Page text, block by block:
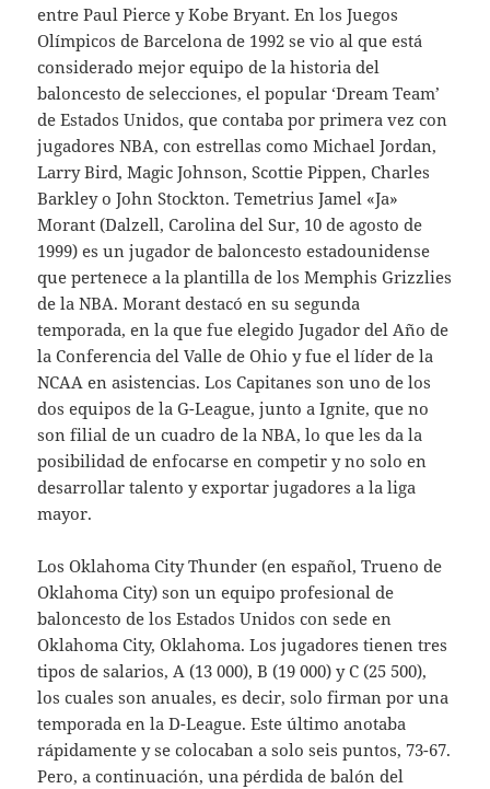
entre Paul Pierce y Kobe Bryant. En los Juegos
Olímpicos de Barcelona de 1992 se vio al que está
considerado mejor equipo de la historia del
baloncesto de selecciones, el popular ‘Dream Team’
de Estados Unidos, que contaba por primera vez con
jugadores NBA, con estrellas como Michael Jordan,
Larry Bird, Magic Johnson, Scottie Pippen, Charles
Barkley o John Stockton. Temetrius Jamel «Ja»
Morant (Dalzell, Carolina del Sur, 10 de agosto de
1999) es un jugador de baloncesto estadounidense
que pertenece a la plantilla de los Memphis Grizzlies
de la NBA. Morant destacó en su segunda
temporada, en la que fue elegido Jugador del Año de
la Conferencia del Valle de Ohio y fue el líder de la
NCAA en asistencias. Los Capitanes son uno de los
dos equipos de la G-League, junto a Ignite, que no
son filial de un cuadro de la NBA, lo que les da la
posibilidad de enfocarse en competir y no solo en
desarrollar talento y exportar jugadores a la liga
mayor.
Los Oklahoma City Thunder (en español, Trueno de
Oklahoma City) son un equipo profesional de
baloncesto de los Estados Unidos con sede en
Oklahoma City, Oklahoma. Los jugadores tienen tres
tipos de salarios, A (13 000), B (19 000) y C (25 500),
los cuales son anuales, es decir, solo firman por una
temporada en la D-League. Este último anotaba
rápidamente y se colocaban a solo seis puntos, 73-67.
Pero, a continuación, una pérdida de balón del